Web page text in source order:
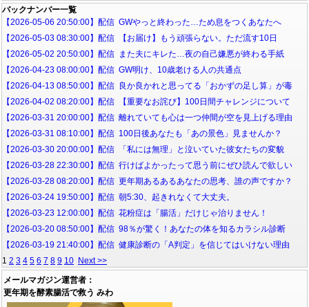
バックナンバー一覧
【2026-05-06 20:50:00】配信 GWやっと終わった…ため息をつくあなたへ
【2026-05-03 08:30:00】配信 【お届け】もう頑張らない。ただ流す10日
【2026-05-02 20:50:00】配信 また夫にキレた…夜の自己嫌悪が終わる手紙
【2026-04-23 08:00:00】配信 GW明け、10歳老ける人の共通点
【2026-04-13 08:50:00】配信 良か良かれと思ってる「おかずの足し算」が毒
【2026-04-02 08:20:00】配信 【重要なお詫び】100日間チャレンジについて
【2026-03-31 20:00:00】配信 離れていても心は一つ仲間が空を見上げる理由
【2026-03-31 08:10:00】配信 100日後あなたも「あの景色」見ませんか？
【2026-03-30 20:00:00】配信 「私には無理」と泣いていた彼女たちの変貌
【2026-03-28 22:30:00】配信 行けばよかったって思う前にぜひ読んで欲しい
【2026-03-28 08:20:00】配信 更年期あるあるあなたの思考、誰の声ですか？
【2026-03-24 19:50:00】配信 朝5:30、起きれなくて大丈夫。
【2026-03-23 12:00:00】配信 花粉症は「腸活」だけじゃ治りません！
【2026-03-20 08:50:00】配信 98％が驚く！あなたの体を知るカラシル診断
【2026-03-19 21:40:00】配信 健康診断の「A判定」を信じてはいけない理由
1 2 3 4 5 6 7 8 9 10 Next >>
メールマガジン運営者：
更年期を酵素腸活で救う みわ